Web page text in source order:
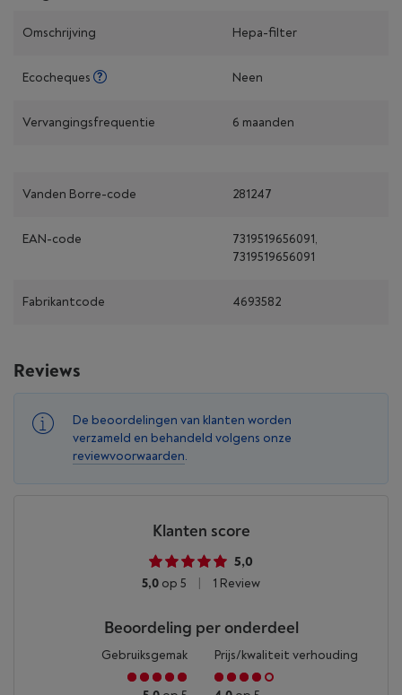
Omschrijving Hepa-filter
Ecocheques Neen
Vervangingsfrequentie 6 maanden
Vanden Borre-code 281247
EAN-code
7319519656091,
7319519656091
Fabrikantcode 4693582
Reviews
De beoordelingen van klanten worden
verzameld en behandeld volgens onze
reviewvoorwaarden.
Klanten score
5,0
5,0 op 5 1 Review
Beoordeling per onderdeel
Gebruiksgemak Prijs/kwaliteit verhouding